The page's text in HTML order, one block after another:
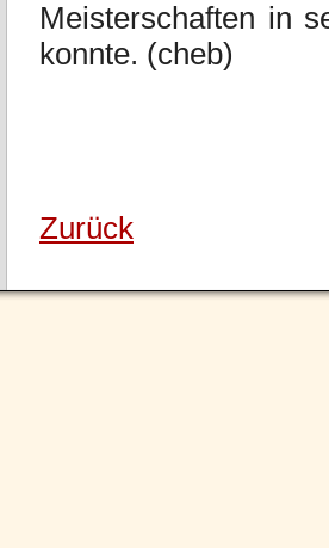
Meisterschaften in
konnte. (cheb)
Zurück